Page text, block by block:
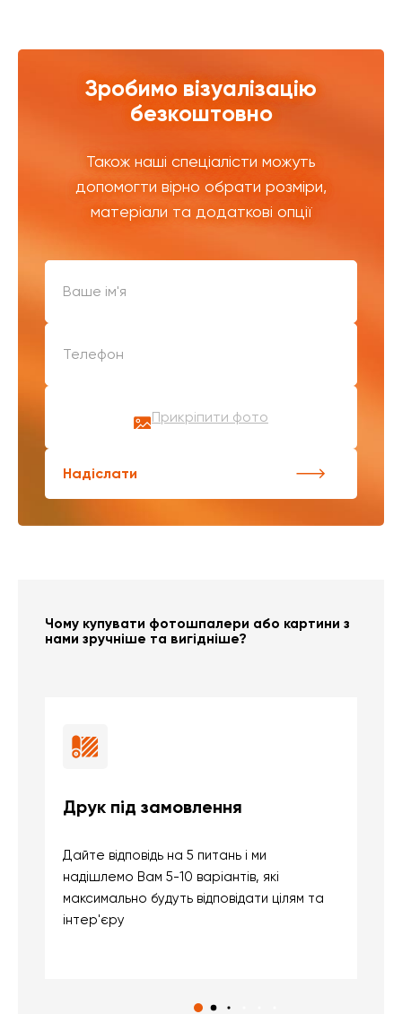
Зробимо візуалізацію
безкоштовно
Також наші спеціалісти можуть
допомогти вірно обрати розміри,
матеріали та додаткові опції
Прикріпити фото
Надіслати
Чому купувати фотошпалери або картини з
нами зручніше та вигідніше?
Друк під замовлення
Дайте відповідь на 5 питань і ми
надішлемо Вам 5-10 варіантів, які
максимально будуть відповідати цілям та
інтер'єру